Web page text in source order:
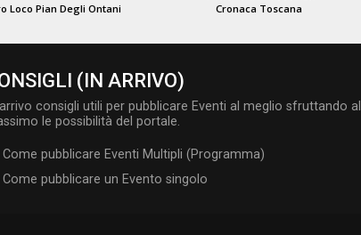
Loco Pian Degli Ontani Cronaca Toscana
(IN ARRIVO)
consigli utili per pubblicare Eventi al meglio sfruttando al
le possibilità del portale.
Come pubblicare Eventi Multipli (Programma)
Come pubblicare un Evento singolo